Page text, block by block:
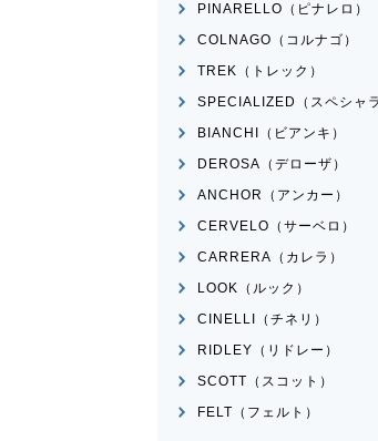
PINARELLO（ピナレロ）
COLNAGO（コルナゴ）
TREK（トレック）
SPECIALIZED（スペシャ
BIANCHI（ビアンキ）
DEROSA（デローザ）
ANCHOR（アンカー）
CERVELO（サーベロ）
CARRERA（カレラ）
LOOK（ルック）
CINELLI（チネリ）
RIDLEY（リドレー）
SCOTT（スコット）
FELT（フェルト）